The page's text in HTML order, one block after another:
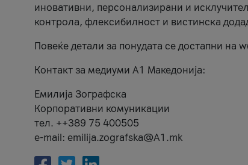
иновативни, персонализирани и
контрола, флексибилност и вистинска
Повеќе детали за понудата се достапни на
Контакт за медиуми А1 Македонија:
Емилија Зографска
Корпоративни комуникации
тел. ++389 75 400505
e-mail: emilija.zografska@A1.mk